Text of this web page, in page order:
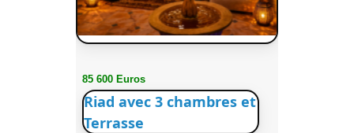
85 600 Euros
Riad avec 3 chambres et
Terrasse